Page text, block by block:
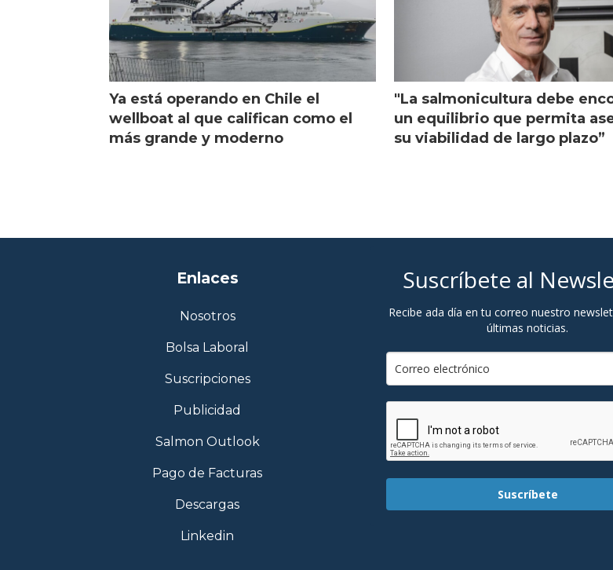
Ya está operando en Chile el
wellboat al que califican como el
más grande y moderno
"La salmonicultura debe
un equilibrio que permita
su viabilidad de largo plazo”
Enlaces
Nosotros
Bolsa Laboral
Suscripciones
Publicidad
Salmon Outlook
Pago de Facturas
Descargas
Linkedin
Suscríbete al
Recibe ada día en tu correo nuestro
últimas noticias.
Suscríbete